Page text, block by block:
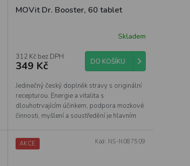
MOVit Dr. Booster, 60 tablet
Skladem
312 Kč bez DPH
349 Kč DO KOŠÍKU
Jedinečný český doplněk stravy s originální
recepturou. Energie a vitalita s
dlouhotrvajícím účinkem, podpora mozkové
činnosti, myšlení a soustředění je hlavním
AKCE Kód: NS-N087509